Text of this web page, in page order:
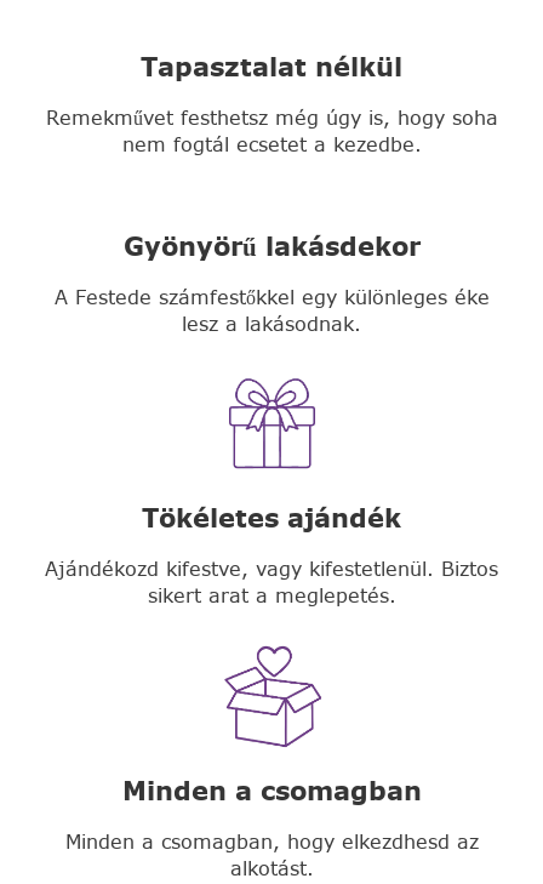
Tapasztalat nélkül
Remekművet festhetsz még úgy is, hogy soha
nem fogtál ecsetet a kezedbe.
Gyönyörű lakásdekor
A Festede számfestőkkel egy különleges éke
lesz a lakásodnak.
Tökéletes ajándék
Ajándékozd kifestve, vagy kifestetlenül. Biztos
sikert arat a meglepetés.
Minden a csomagban
Minden a csomagban, hogy elkezdhesd az
alkotást.